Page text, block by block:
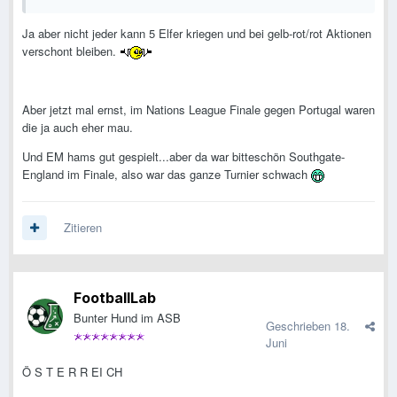
Zu wünschen wäre es ihnen.
Sieger...aber die WM wollt bisher für das kleine Land nicht
klappen.
Der Kader ist vermutlich der beste Portugal -Kader aller
Zeiten:
Wird natürlich auch viel von Ronaldo abhängen, aber auf dem
Schirm sollte man sie auf jeden Fall haben.
Ja aber nicht jeder kann 5 Elfer kriegen und bei gelb-rot/rot Aktionen
verschont bleiben.
Aber jetzt mal ernst, im Nations League Finale gegen Portugal waren
die ja auch eher mau.
Und EM hams gut gespielt...aber da war bitteschön Southgate-
England im Finale, also war das ganze Turnier schwach
Zitieren
FootballLab
Bunter Hund im ASB Geschrieben 18.
Juni
Ö S T E R R EI CH